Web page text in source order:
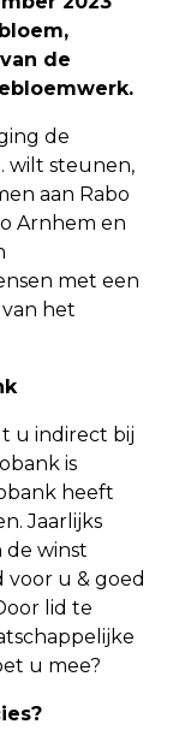
de
de
wilt steunen,
aan Rabo
Arnhem en
met een
het
u indirect bij
is
heeft
Jaarlijks
de winst
voor u & goed
lid te
u mee?